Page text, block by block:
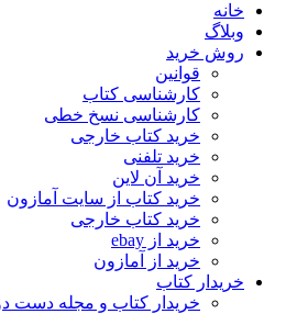
خانه
وبلاگ
روش خرید
قوانین
کارشناسی کتاب
کارشناسی نسخ خطی
خرید کتاب خارجی
خرید تلفنی
خرید آن لاین
خرید کتاب از سایت آمازون
خرید کتاب خارجی
خرید از ebay
خرید از آمازون
خریدار کتاب
خریدار کتاب و مجله دست